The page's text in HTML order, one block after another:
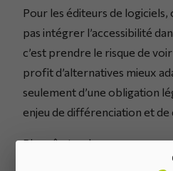
Pour les éditeurs de logiciels,
pas intégrer l’accessibilité
c’est prendre le risque de
profit d’alternatives mieux
seulement d’une obligation
enjeu de différenciation et
Bien sûr, tendre vers une